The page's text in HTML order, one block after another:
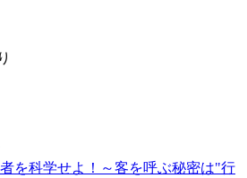
を科学せよ！～客を呼ぶ秘密は"行